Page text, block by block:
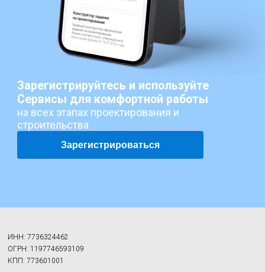
Зарегистрируйтесь и используйте
Сервисы для комфортной работы
на всех этапах проектирования и
строительства
Зарегистрироваться
ИНН: 7736324462
ОГРН: 1197746593109
КПП: 773601001